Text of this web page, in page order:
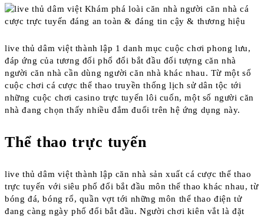
live thủ dâm việt thành lập 1 danh mục cuộc chơi phong lưu,
đáp ứng của tương đối phổ đổi bắt đầu đối tượng căn nhà
người căn nhà cần dùng người căn nhà khác nhau. Từ một số
cuộc chơi cá cược thể thao truyền thống lịch sử dân tộc tới
những cuộc chơi casino trực tuyến lôi cuốn, một số người căn
nhà đang chọn thấy nhiều đắm đuối trên hệ ứng dụng này.
Thể thao trực tuyến
live thủ dâm việt thành lập căn nhà sản xuất cá cược thể thao
trực tuyến với siêu phổ đổi bắt đầu môn thể thao khác nhau, từ
bóng đá, bóng rổ, quần vợt tới những môn thể thao điện tử
đang càng ngày phổ đổi bắt đầu. Người chơi kiên vắt là đặt